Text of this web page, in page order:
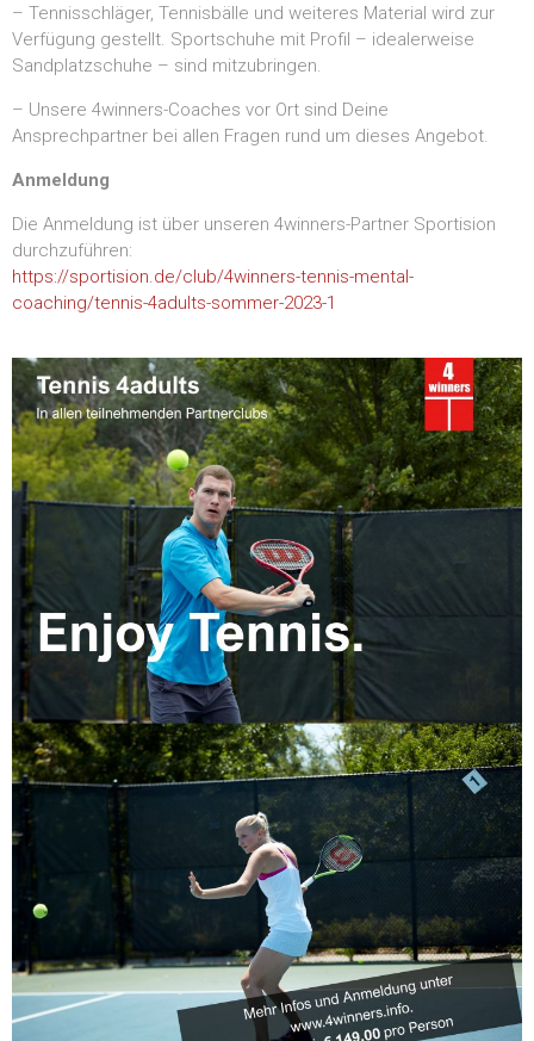
– Tennisschläger, Tennisbälle und weiteres Material wird zur
Verfügung gestellt. Sportschuhe mit Profil – idealerweise
Sandplatzschuhe – sind mitzubringen.
– Unsere 4winners-Coaches vor Ort sind Deine
Ansprechpartner bei allen Fragen rund um dieses Angebot.
Anmeldung
Die Anmeldung ist über unseren 4winners-Partner Sportision
durchzuführen:
https://sportision.de/club/4winners-tennis-mental-
coaching/tennis-4adults-sommer-2023-1